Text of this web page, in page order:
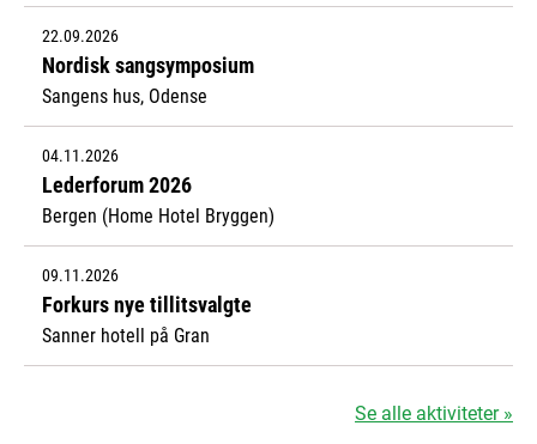
22.09.2026
Nordisk sangsymposium
Sangens hus, Odense
04.11.2026
Lederforum 2026
Bergen (Home Hotel Bryggen)
09.11.2026
Forkurs nye tillitsvalgte
Sanner hotell på Gran
Se alle aktiviteter »